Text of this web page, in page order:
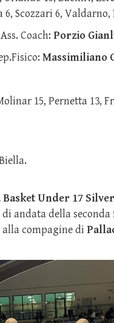
Scozzari 6, Valdarno,
Ass. Coach: Porzio
Massimiliano
15, Pernetta 13,
Under 17 Silver
andata della seconda
alla compagine di